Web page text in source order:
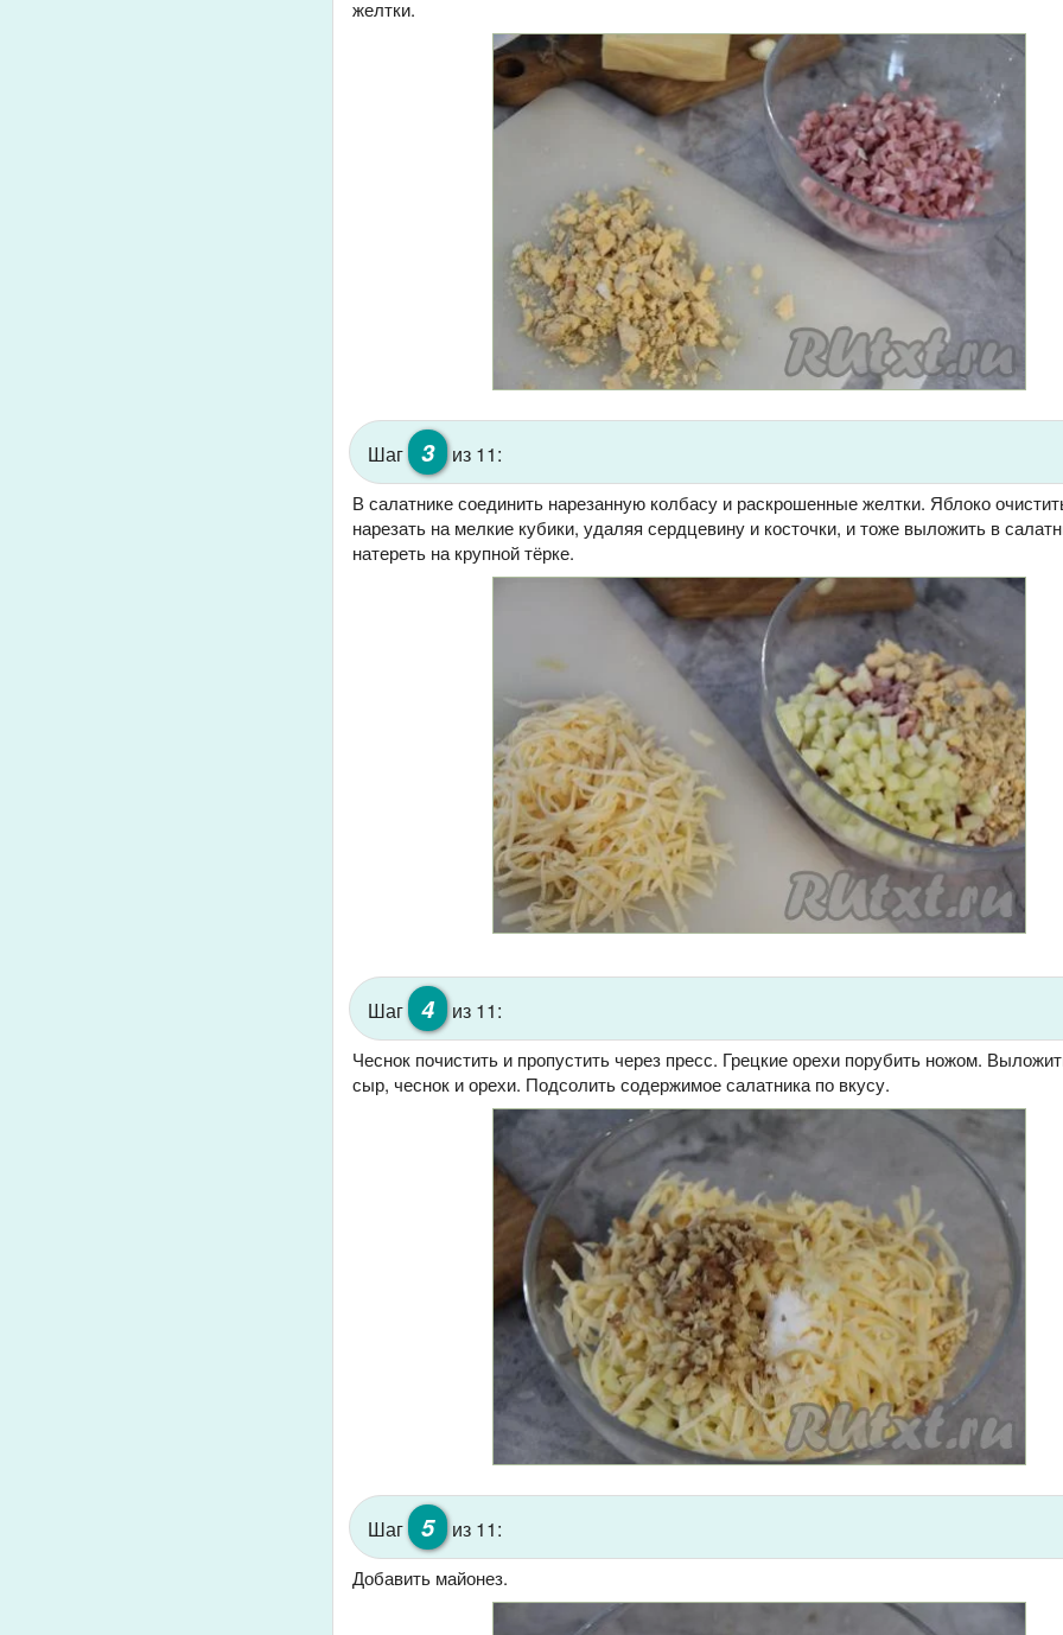
желтки.
Шаг 3 из 11:
В салатнике соединить нарезанную колбасу и раскрошенные желтки. Яблоко
нарезать на мелкие кубики, удаляя сердцевину и косточки, и тоже выложить в
натереть на крупной тёрке.
Шаг 4 из 11:
Чеснок почистить и пропустить через пресс. Грецкие орехи порубить ножом.
сыр, чеснок и орехи. Подсолить содержимое салатника по вкусу.
Шаг 5 из 11:
Добавить майонез.